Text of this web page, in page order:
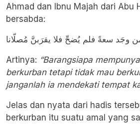
Ahmad dan Ibnu Majah dari Abu
bersabda:
وجَد سعةً فلم يُضحِّ فلا يقرَبنَّ مُصلّانا
Artinya: “Barangsiapa
berkurban tetapi tidak mau
janganlah ia mendekati tempat
Jelas dan nyata dari hadis
berkurban itu suatu amal yang